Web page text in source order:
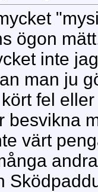
ögon
inte
man ju
fel
besvikna
värt